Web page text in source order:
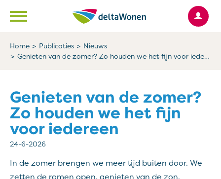
Naar de homepage
Ga naar Hoofd
Home Publicaties
Nieuws
Genieten van de zomer? Zo houden we het fijn voor iedereen
Genieten van de zomer?
Zo houden we het fijn
voor iedereen
24-6-2026
In de zomer brengen we meer tijd buiten door. We
zetten de ramen open, genieten van de zon,